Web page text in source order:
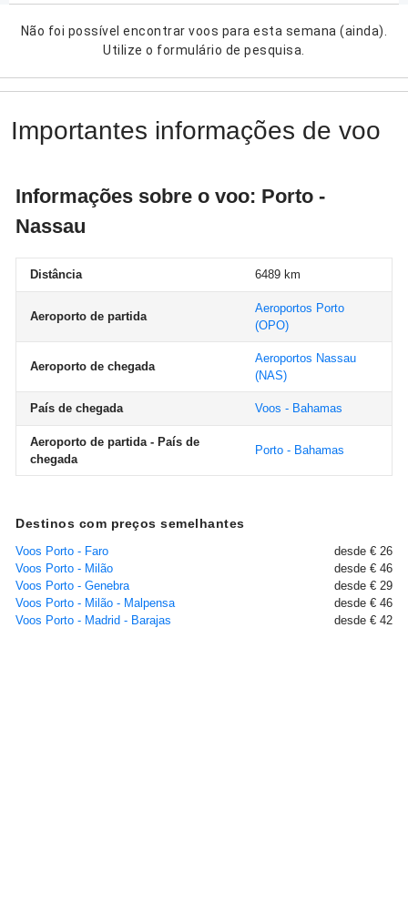
Não foi possível encontrar voos para esta semana (ainda).
Utilize o formulário de pesquisa.
Importantes informações de voo
Informações sobre o voo: Porto -
Nassau
Distância 6489 km
Aeroporto de partida
Aeroportos Porto
(OPO)
Aeroporto de chegada
Aeroportos Nassau
(NAS)
País de chegada Voos - Bahamas
Aeroporto de partida - País de
chegada
Porto - Bahamas
Destinos com preços semelhantes
Voos Porto - Faro
desde € 26
Voos Porto - Milão
desde € 46
Voos Porto - Genebra
desde € 29
Voos Porto - Milão - Malpensa
desde € 46
Voos Porto - Madrid - Barajas
desde € 42